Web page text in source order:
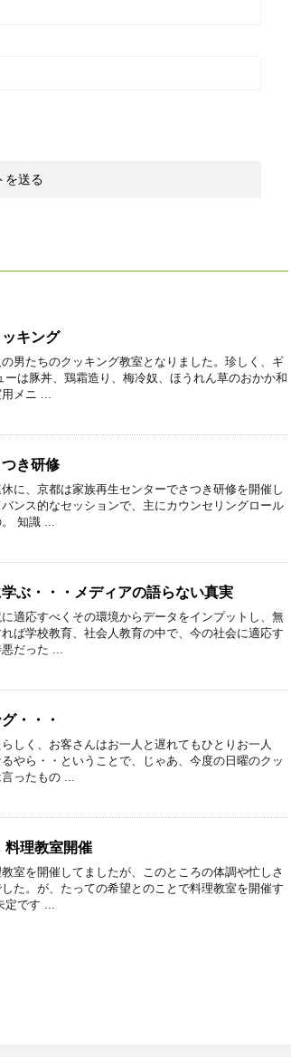
キング
男たちのクッキング教室となりました。珍しく、ギ
は豚丼、鶏霜造り、梅冷奴、ほうれん草のおかか和
メニ ...
き研修
に、京都は家族再生センターでさつき研修を開催し
ンス的なセッションで、主にカウンセリングロール
知識 ...
ぶ・・・メディアの語らない真実
適応すべくその環境からデータをインプットし、無
ば学校教育、社会人教育の中で、今の社会に適応す
だった ...
・・・
しく、お客さんはお一人と遅れてもひとりお一人
やら・・ということで、じゃあ、今度の日曜のクッ
ったもの ...
理教室開催
室を開催してましたが、このところの体調や忙しさ
た。が、たっての希望とのことで料理教室を開催す
定です ...